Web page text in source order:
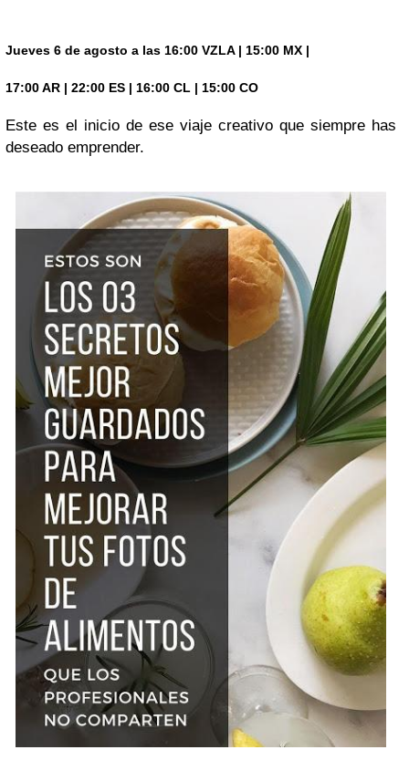
Jueves 6 de agosto a las 16:00 VZLA | 15:00 MX |
17:00 AR | 22:00 ES | 16:00 CL | 15:00 CO
Este es el inicio de ese viaje creativo que siempre has
deseado emprender.